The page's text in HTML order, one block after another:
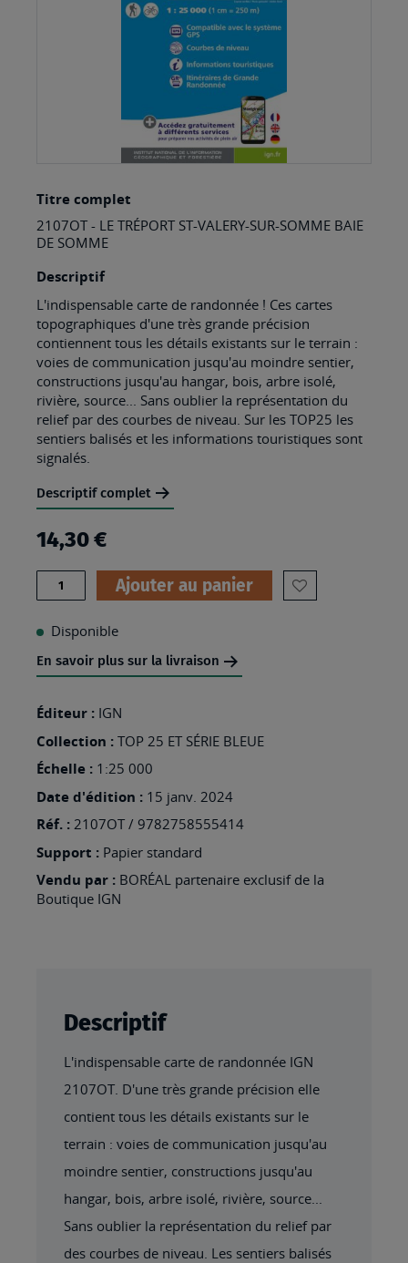
to
the
of
the
images
gallery
Titre complet
2107OT - LE TRÉPORT ST-VALERY-SUR-SOMME BAIE
DE SOMME
Descriptif
L'indispensable carte de randonnée ! Ces cartes
topographiques d'une très grande précision
contiennent tous les détails existants sur le terrain :
voies de communication jusqu'au moindre sentier,
constructions jusqu'au hangar, bois, arbre isolé,
rivière, source... Sans oublier la représentation du
relief par des courbes de niveau. Sur les TOP25 les
sentiers balisés et les informations touristiques sont
signalés.
Descriptif complet
14,30 €
Quantité Ajouter au panier
AJOUTER
Disponible
En savoir plus sur la livraison
Éditeur : IGN
Collection : TOP 25 ET SÉRIE BLEUE
Échelle : 1:25 000
Date d'édition : 15 janv. 2024
Réf. : 2107OT / 9782758555414
Support : Papier standard
Vendu par : BORÉAL partenaire exclusif de la
Boutique IGN
Descriptif
L'indispensable carte de randonnée IGN
2107OT. D'une très grande précision elle
contient tous les détails existants sur le
terrain : voies de communication jusqu'au
moindre sentier, constructions jusqu'au
hangar, bois, arbre isolé, rivière, source...
Sans oublier la représentation du relief par
des courbes de niveau. Les sentiers balisés